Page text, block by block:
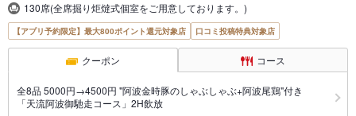
130席(全席掘り炬燵式個室をご用意しております。)
【アプリ予約限定】最大800ポイント還元対象店 口コミ投稿特典対象店
クーポン コース
全8品 5000円→4500円 "阿波金時豚のしゃぶしゃぶ+阿波尾鶏"付き
「天流阿波御馳走コース」2H飲放